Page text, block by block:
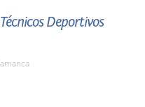
Deportivos